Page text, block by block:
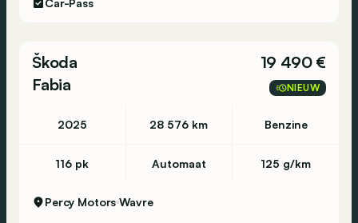
Car-Pass
Škoda
Fabia
19 490 €
NIEUW
2025 28 576 km Benzine
116 pk Automaat 125 g/km
Percy Motors Wavre